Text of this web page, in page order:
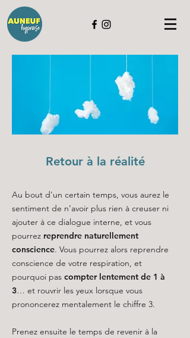
Retour à la réalité
Au bout d'un certain temps, vous aurez le
sentiment de n’avoir plus rien à creuser ni
ajouter à ce dialogue interne, et vous
pourrez reprendre naturellement
conscience. Vous pourrez alors reprendre
conscience de votre respiration, et
pourquoi pas compter lentement de 1 à
3… et rouvrir les yeux lorsque vous
prononcerez mentalement le chiffre 3.
Prenez ensuite le temps de revenir à la